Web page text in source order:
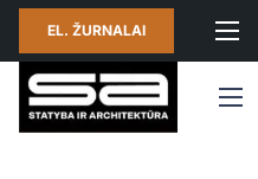
EL. ŽURNALAI